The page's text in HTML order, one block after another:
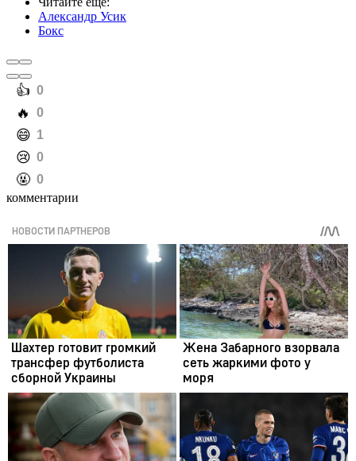
Александр Усик
Бокс
️👍 0
️🔥 0
️😄 1
️😢 0
️🤬 0
комментарии